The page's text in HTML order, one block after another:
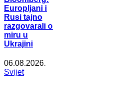
Europljani i
Rusi tajno
razgovarali o
miru u
Ukrajini
06.08.2026.
Svijet